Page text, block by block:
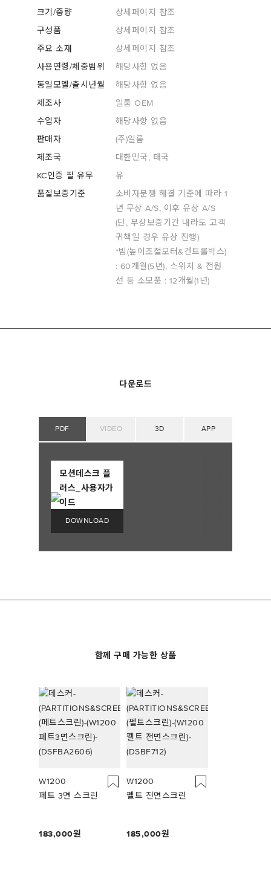
크기/중량
상세페이지 참조
구성품
상세페이지 참조
주요 소재
상세페이지 참조
사용연령/체중범위
해당사항 없음
동일모델/출시년월
해당사항 없음
제조사
일룸 OEM
수입자
해당사항 없음
판매자
(주)일룸
제조국
대한민국, 태국
KC인증 필 유무
유
품질보증기준
소비자분쟁 해결 기준에 따라 1
년 무상 A/S, 이후 유상 A/S
(단, 무상보증기간 내라도 고객
귀책일 경우 유상 진행)
*빔(높이조절모터&컨트롤박스)
: 60개월(5년), 스위치 & 전원
선 등 소모품 : 12개월(1년)
다운로드
PDF VIDEO 3D APP
모션데스크 플
러스_사용자가
이드
함께 구매 가능한 상품
W1200
페트 3면 스크린
183,000
W1200
펠트 전면스크린
185,000